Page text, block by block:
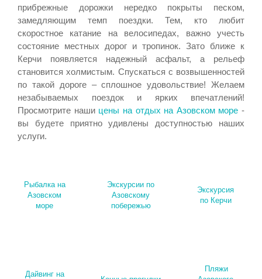
прибрежные дорожки нередко покрыты песком,
замедляющим темп поездки. Тем, кто любит
скоростное катание на велосипедах, важно учесть
состояние местных дорог и тропинок. Зато ближе к
Керчи появляется надежный асфальт, а рельеф
становится холмистым. Спускаться с возвышенностей
по такой дороге – сплошное удовольствие! Желаем
незабываемых поездок и ярких впечатлений!
Просмотрите наши цены на отдых на Азовском море -
вы будете приятно удивлены доступностью наших
услуги.
Рыбалка на
Азовском
море
Экскурсии по
Азовскому
побережью
Экскурсия
по Керчи
Дайвинг на
Пляжи